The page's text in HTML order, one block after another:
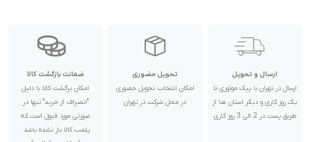
ارسال و تحویل
ارسال در تهران با پیک موتوری تا
یک روز کاری و دیگر استان ها از
طریق پست در 2 الی 3 روز کاری
تحویل حضوری
امکان انتخاب تحویل حضوری
در محل شرکت در تهران
ضمانت بازگشت کالا
امکان برگشت کالا با دلیل
"انصراف از خرید" تنها در
صورتی مورد قبول است که
پلمب کالا باز نشده باشد.